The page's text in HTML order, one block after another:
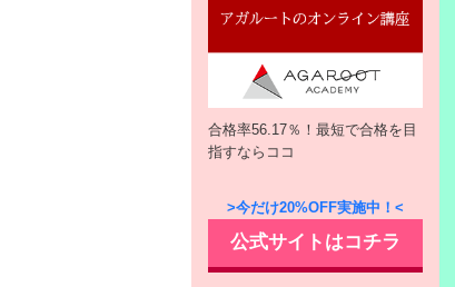
合格率56.17％！最短で合格を目
指すならココ
>今だけ20%OFF実施中！<
公式サイトはコチラ